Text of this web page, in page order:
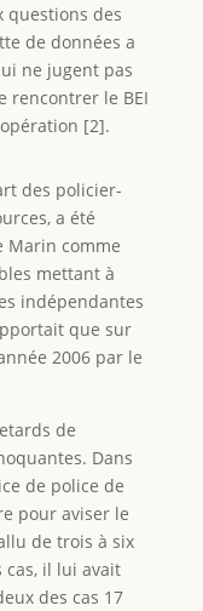
questions des
de données a
ne jugent pas
rencontrer le BEI
[2].
des policier-
a été
Marin comme
mettant à
indépendantes
que sur
2006 par le
de
Dans
de police de
pour aviser le
de trois à six
cas, il lui avait
des cas 17